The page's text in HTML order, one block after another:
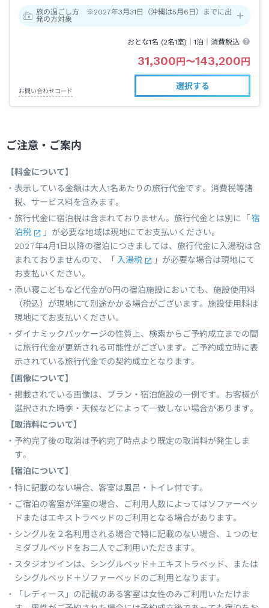
旅の過ごし方 ※2027年3月31日（沖縄は5月6日）までに出
発の方対象
おとな1名 (2名1室)｜1泊 ｜消費税込
31,300 円 〜143,200 円
お問い合わせコード
選択する
ご注意・ご案内
【料金について】
表示している金額は大人1名あたりの旅行代金です。消費税等諸
税、サービス料を含みます。
旅行代金に宿泊税は含まれておりません。旅行代金とは別に「 宿
泊税
」が必要な地域は現地にてお支払いください。
2027年4月1日以降の宿泊につきましては、旅行代金に入湯税は含
まれておりませんので、「 入湯税
」が必要な場合は現地にて
お支払いください。
添い寝こどもなど代金が0円の宿泊施設においても、施設使用料
（税込）が現地にて別途かかる場合がございます。施設使用料は
現地にてお支払いください。
ダイナミックパッケージの性質上、検索からご予約成立までの間
に旅行代金が更新される可能性がございます。ご予約成立時に表
示されている旅行代金での契約成立となります。
【画像について】
掲載されている画像は、プラン・宿泊施設の一例です。お客様が
選択された時季・天候などによって一致しない場合があります。
【取消料について】
予約完了後の取消は予約完了時点より既定の取消料が発生しま
す。
【宿泊について】
特に記載のない場合、客室は風呂・トイレ付です。
ご宿泊の客室が洋室の場合、ご利用人数によってはソファーベッ
ドまたはエキストラベッドのご利用となる場合があります。
シングルを２名利用される場合で特に記載のない場合、１つのセ
ミダブルベッドをお二人でご利用いただきます。
スタジオツインは、シングルベッド＋エキストラベッド、または
シングルベッド＋ソファーベッドのご利用となります。
「レディース」の記載のある客室は女性のみご利用いただけま